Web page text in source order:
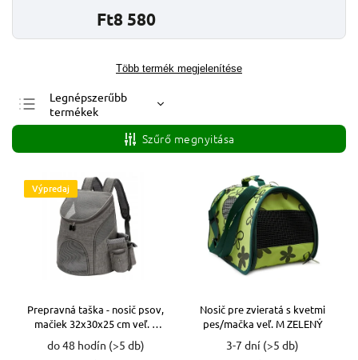
Ft8 580
Több termék megjelenítése
Legnépszerűbb
termékek
Legolcsóbb elöl
Legdrágább
ABC szerint
Szűrő megnyitása
Výpredaj
Prepravná taška - nosič psov,
mačiek 32x30x25 cm veľ. S
ŠEDÁ VYPR
do 48 hodín (>5 db)
Nosič pre zvieratá s kvetmi
pes/mačka veľ. M ZELENÝ
3-7 dní (>5 db)